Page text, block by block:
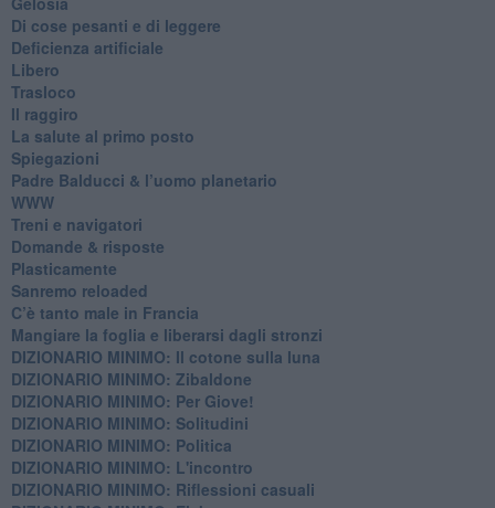
Di cose pesanti e di leggere
​Deficienza artificiale
Libero
Trasloco
Il raggiro
​La salute al primo posto
Spiegazioni
Padre Balducci & l’uomo planetario
WWW
​Treni e navigatori
​Domande & risposte
​Plasticamente
Sanremo reloaded
C’è tanto male in Francia
​Mangiare la foglia e liberarsi dagli stronzi
DIZIONARIO MINIMO: Il cotone sulla luna
DIZIONARIO MINIMO: Zibaldone
DIZIONARIO MINIMO: Per Giove!
DIZIONARIO MINIMO: Solitudini
DIZIONARIO MINIMO: Politica
DIZIONARIO MINIMO: L'incontro
DIZIONARIO MINIMO: Riflessioni casuali